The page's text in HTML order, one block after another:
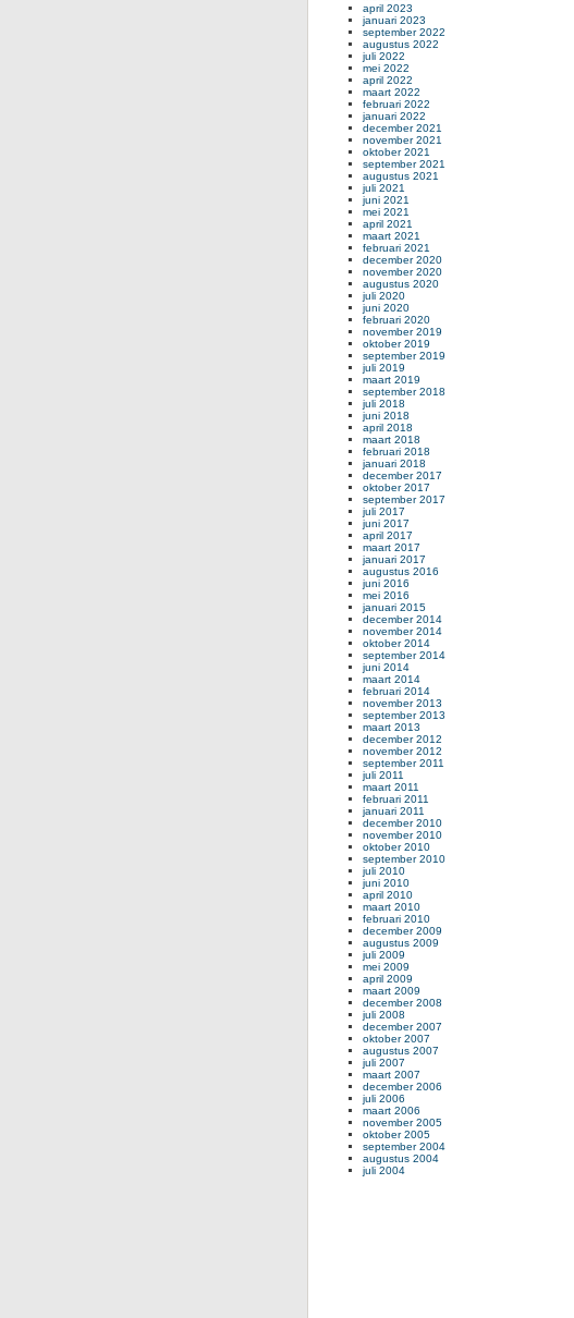
april 2023
januari 2023
september 2022
augustus 2022
juli 2022
mei 2022
april 2022
maart 2022
februari 2022
januari 2022
december 2021
november 2021
oktober 2021
september 2021
augustus 2021
juli 2021
juni 2021
mei 2021
april 2021
maart 2021
februari 2021
december 2020
november 2020
augustus 2020
juli 2020
juni 2020
februari 2020
november 2019
oktober 2019
september 2019
juli 2019
maart 2019
september 2018
juli 2018
juni 2018
april 2018
maart 2018
februari 2018
januari 2018
december 2017
oktober 2017
september 2017
juli 2017
juni 2017
april 2017
maart 2017
januari 2017
augustus 2016
juni 2016
mei 2016
januari 2015
december 2014
november 2014
oktober 2014
september 2014
juni 2014
maart 2014
februari 2014
november 2013
september 2013
maart 2013
december 2012
november 2012
september 2011
juli 2011
maart 2011
februari 2011
januari 2011
december 2010
november 2010
oktober 2010
september 2010
juli 2010
juni 2010
april 2010
maart 2010
februari 2010
december 2009
augustus 2009
juli 2009
mei 2009
april 2009
maart 2009
december 2008
juli 2008
december 2007
oktober 2007
augustus 2007
juli 2007
maart 2007
december 2006
juli 2006
maart 2006
november 2005
oktober 2005
september 2004
augustus 2004
juli 2004